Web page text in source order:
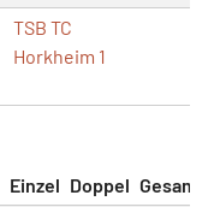
TSB TC
Horkheim 1
Einzel Doppel Gesamt